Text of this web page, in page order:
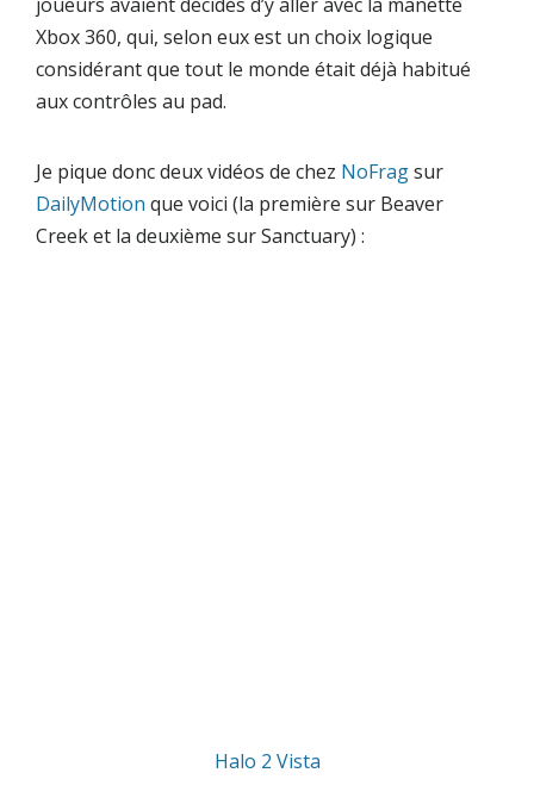
Xbox 360, qui, selon eux est un choix logique
considérant que tout le monde était déjà habitué
aux contrôles au pad.
Je pique donc deux vidéos de chez NoFragsur
DailyMotion que voici (la première sur Beaver
Creeket la deuxième surSanctuary) :
Halo 2 Vista